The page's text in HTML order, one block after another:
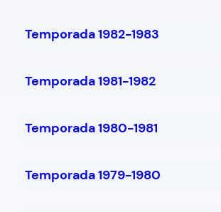
Temporada 1982-1983
Temporada 1981-1982
Temporada 1980-1981
Temporada 1979-1980